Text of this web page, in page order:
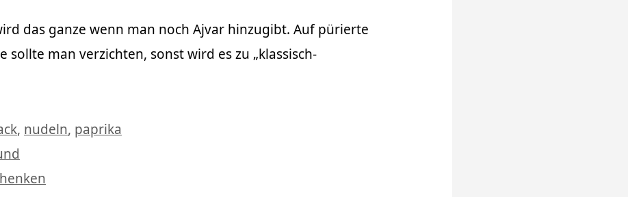
das ganze wenn man noch Ajvar hinzugibt. Auf pürierte
sollte man verzichten, sonst wird es zu „klassisch-
, nudeln, paprika